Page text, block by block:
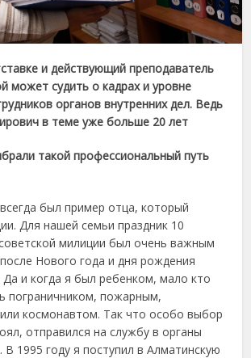
и действующий преподаватель
может судить о кадрах и уровне
органов внутренних дел. Ведь
в теме уже больше 20 лет
такой профессиональный путь
был пример отца, который
Для нашей семьи праздник 10
милиции был очень важным
Нового года и дня рождения
и когда я был ребенком, мало кто
пограничником, пожарным,
космонавтом. Так что особо выбор
отправился на службу в органы
В 1995 году я поступил в Алматинскую